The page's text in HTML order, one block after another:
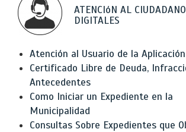
ATENCIóN AL
DIGITALES
Atención al Usuario de la
Certificado Libre de Deuda,
Antecedentes
Como Iniciar un Expediente en la
Municipalidad
Consultas Sobre Expedientes que